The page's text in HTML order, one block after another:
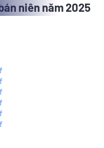
niên năm 2025